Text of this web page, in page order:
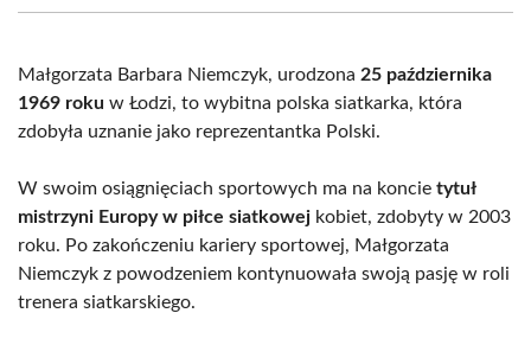
(Twitter)
Małgorzata Barbara Niemczyk, urodzona 25 października
1969 roku w Łodzi, to wybitna polska siatkarka, która
zdobyła uznanie jako reprezentantka Polski.
W swoim osiągnięciach sportowych ma na koncie tytuł
mistrzyni Europy w piłce siatkowej kobiet, zdobyty w 2003
roku. Po zakończeniu kariery sportowej, Małgorzata
Niemczyk z powodzeniem kontynuowała swoją pasję w roli
trenera siatkarskiego.